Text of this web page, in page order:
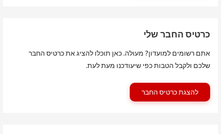
כרטיס החבר שלי
אתם רשומים למועדון? מעולה. כאן תוכלו להציג את כרטיס החבר
שלכם ולקבל הטבות כפי שיעודכנו מעת לעת.
להצגת כרטיס החבר